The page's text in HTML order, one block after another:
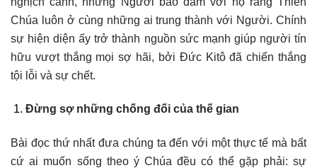
Chúa luôn ở cùng những ai trung thành với Người. Chính
sự hiện diện ấy trở thành nguồn sức mạnh giúp người tín
hữu vượt thắng mọi sợ hãi, bởi Đức Kitô đã chiến thắng
tội lỗi và sự chết.
Đừng sợ những chống đối của thế gian
Bài đọc thứ nhất đưa chúng ta đến với một thực tế mà bất
cứ ai muốn sống theo ý Chúa đều có thể gặp phải: sự